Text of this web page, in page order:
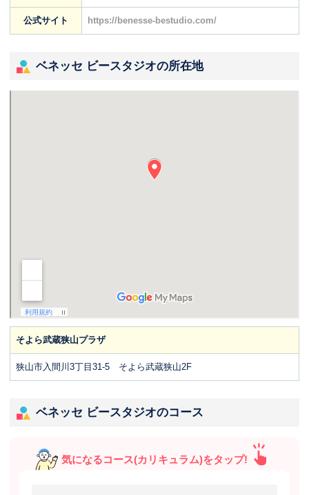
公式サイト https://benesse-bestudio.com/
ベネッセ ビースタジオの所在地
そよら武蔵狭山プラザ
狭山市入間川3丁目31-5 そよら武蔵狭山2F
ベネッセ ビースタジオのコース
気になるコース(カリキュラム)をタップ!